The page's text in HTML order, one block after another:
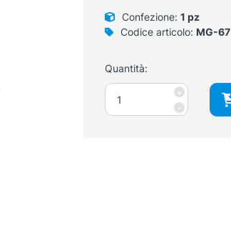
Confezione: 1 pz
Codice articolo: MG-67
Quantità:
-
Scatola
portavetrini
per
+